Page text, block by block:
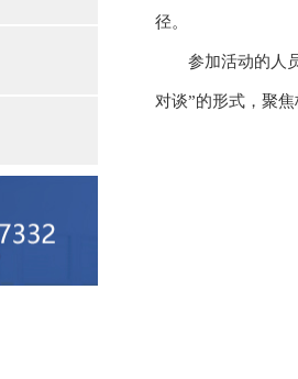
径。
参加活动的人
对谈”的形式，聚